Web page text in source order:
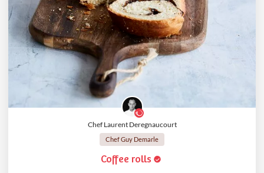
Chef Laurent Deregnaucourt
Chef Guy Demarle
Coffee rolls